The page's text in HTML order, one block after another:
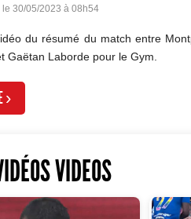
le 30/05/2023 à 08h54
du résumé du match entre
Gaëtan Laborde pour le Gym.
›
VIDEOS